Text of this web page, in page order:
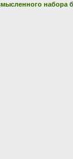
набора